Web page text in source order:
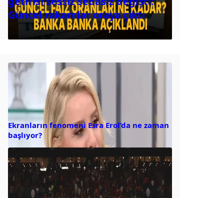
Güncel rakamlar oraya çıktı
Ekranların fenomeni Esra Erol’da ne zaman
başlıyor?